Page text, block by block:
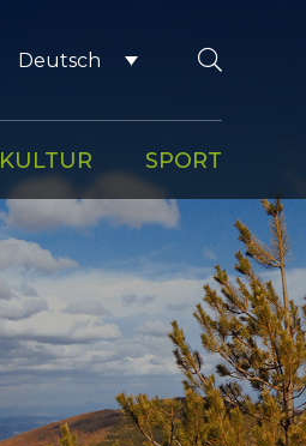
Deutsch
KULTUR SPORT